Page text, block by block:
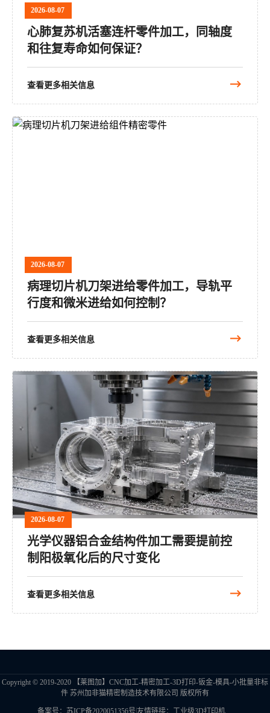
2026-08-07
心肺复苏机活塞连杆零件加工，同轴度
和往复寿命如何保证？
查看更多相关信息
2026-08-07
病理切片机刀架进给零件加工，导轨平
行度和微米进给如何控制？
查看更多相关信息
2026-08-07
光学仪器铝合金结构件加工需要提前控
制阳极氧化后的尺寸变化
查看更多相关信息
Copyright © 2019-2020 【莱图加】CNC加工-精密加工-3D打印-钣金-模具-小批量非标
件 苏州加非猫精密制造技术有限公司 版权所有